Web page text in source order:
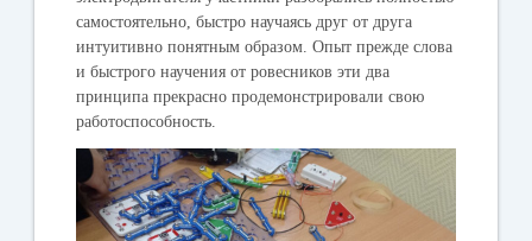
самостоятельно, быстро научаясь друг от друга
интуитивно понятным образом. Опыт прежде слова
и быстрого научения от ровесников эти два
принципа прекрасно продемонстрировали свою
работоспособность.